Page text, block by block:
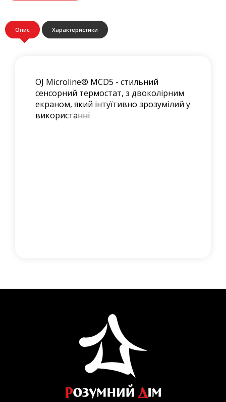
Опис Характеристики
OJ Microline® MCD5 - стильний
сенсорний термостат, з двоколірним
екраном, який інтуїтивно зрозумілий у
використанні